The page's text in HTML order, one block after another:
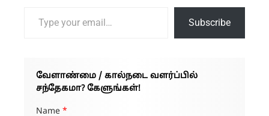
Subscribe
வேளாண்மை / கால்நடை வளர்ப்பில்
சந்தேகமா? கேளுங்கள்!
Name *